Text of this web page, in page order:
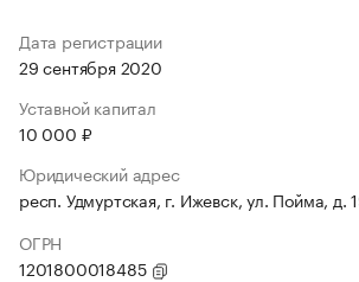
Дата регистрации
29 сентября 2020
Уставной капитал
10 000 ₽
Юридический адрес
респ. Удмуртская, г. Ижевск, ул. Пойма, д.
ОГРН
1201800018485